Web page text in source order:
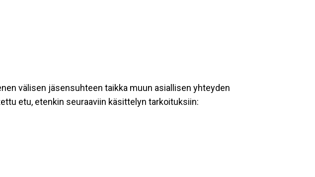
välisen jäsensuhteen taikka muun asiallisen yhteyden
etu, etenkin seuraaviin käsittelyn tarkoituksiin: